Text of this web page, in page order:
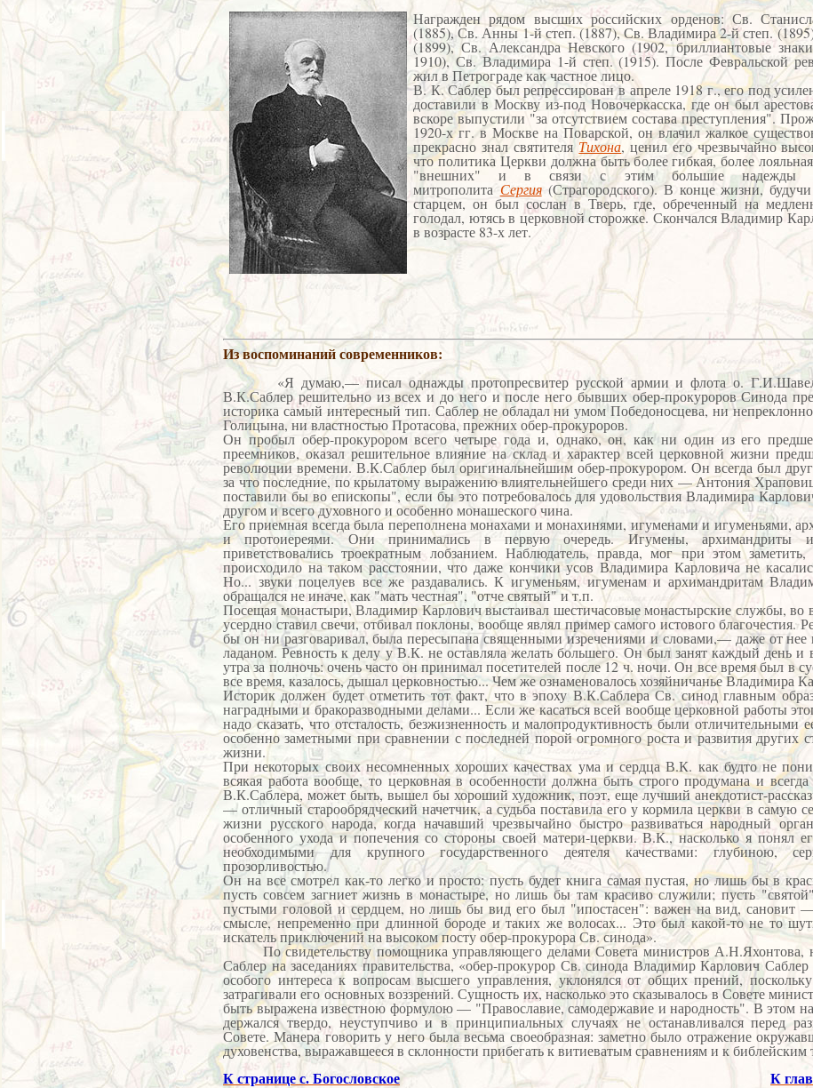
Награжден рядом высших российских орденов: Св.
(1885), Св. Анны 1-й степ. (1887), Св. Владимира 2-й степ.
(1899), Св. Александра Невского (1902, бриллиантовые
1910), Св. Владимира 1-й степ. (1915). После Февральской
жил в Петрограде как частное лицо.
В. К. Саблер был репрессирован в апреле 1918 г., его под
доставили в Москву из-под Новочеркасска, где он был
вскоре выпустили "за отсутствием состава преступления".
1920-х гг. в Москве на Поварской, он влачил жалкое
прекрасно знал святителя Тихона, ценил его чрезвычайно
что политика Церкви должна быть более гибкая, более
"внешних" и в связи с этим большие надежды
митрополита Сергия(Страгородского). В конце жизни,
старцем, он был сослан в Тверь, где, обреченный на
голодал, ютясь в церковной сторожке. Скончался Владимир
в возрасте 83-х лет.
Из воспоминаний современников:
«Я думаю,— писал однажды протопресвитер русской армии и флота о.
В.К.Саблер решительно из всех и до него и после него бывших обер-прокуроров Синода
историка самый интересный тип. Саблер не обладал ни умом Победоносцева, ни
Голицына, ни властностью Протасова, прежних обер-прокуроров.
Он пробыл обер-прокурором всего четыре года и, однако, он, как ни один из его
преемников, оказал решительное влияние на склад и характер всей церковной жизни
революции времени. В.К.Саблер был оригинальнейшим обер-прокурором. Он всегда был
за что последние, по крылатому выражению влиятельнейшего среди них — Антония
поставили бы во епископы", если бы это потребовалось для удовольствия Владимира
другом и всего духовного и особенно монашеского чина.
Его приемная всегда была переполнена монахами и монахинями, игуменами и игуменьями,
и протоиереями. Они принимались в первую очередь. Игумены, архимандриты и
приветствовались троекратным лобзанием. Наблюдатель, правда, мог при этом заметить,
происходило на таком расстоянии, что даже кончики усов Владимира Карловича не
Но... звуки поцелуев все же раздавались. К игуменьям, игуменам и архимандритам
обращался не иначе, как "мать честная", "отче святый" и т.п.
Посещая монастыри, Владимир Карлович выстаивал шестичасовые монастырские службы, во
усердно ставил свечи, отбивал поклоны, вообще являл пример самого истового благочестия.
бы он ни разговаривал, была пересыпана священными изречениями и словами,— даже от нее
ладаном. Ревность к делу у В.К. не оставляла желать большего. Он был занят каждый день
утра за полночь: очень часто он принимал посетителей после 12 ч. ночи. Он все время был в
все время, казалось, дышал церковностью... Чем же ознаменовалось хозяйничанье Владимира
Историк должен будет отметить тот факт, что в эпоху В.К.Саблера Св. синод главным
наградными и бракоразводными делами... Если же касаться всей вообще церковной работы
надо сказать, что отсталость, безжизненность и малопродуктивность были отличительными
особенно заметными при сравнении с последней порой огромного роста и развития других
жизни.
При некоторых своих несомненных хороших качествах ума и сердца В.К. как будто не
всякая работа вообще, то церковная в особенности должна быть строго продумана и всегда
В.К.Саблера, может быть, вышел бы хороший художник, поэт, еще лучший анекдотист-
— отличный старообрядческий начетчик, а судьба поставила его у кормила церкви в самую
жизни русского народа, когда начавший чрезвычайно быстро развиваться народный
особенного ухода и попечения со стороны своей матери-церкви. В.К., насколько я понял
необходимыми для крупного государственного деятеля качествами: глубиною,
прозорливостью.
Он на все смотрел как-то легко и просто: пусть будет книга самая пустая, но лишь бы в
пусть совсем загниет жизнь в монастыре, но лишь бы там красиво служили; пусть
пустыми головой и сердцем, но лишь бы вид его был "ипостасен": важен на вид, сановит
смысле, непременно при длинной бороде и таких же волосах... Это был какой-то не то
искатель приключений на высоком посту обер-прокурора Св. синода».
По свидетельству помощника управляющего делами Совета министров А.Н.Яхонтова,
Саблер на заседаниях правительства, «обер-прокурор Св. синода Владимир Карлович
особого интереса к вопросам высшего управления, уклонялся от общих прений,
затрагивали его основных воззрений. Сущность их, насколько это сказывалось в Совете
быть выражена известною формулою — "Православие, самодержавие и народность". В этом
держался твердо, неуступчиво и в принципиальных случаях не останавливался перед
Совете. Манера говорить у него была весьма своеобразная: заметно было отражение
духовенства, выражавшееся в склонности прибегать к витиеватым сравнениям и к библейским
К странице с. Богословское К